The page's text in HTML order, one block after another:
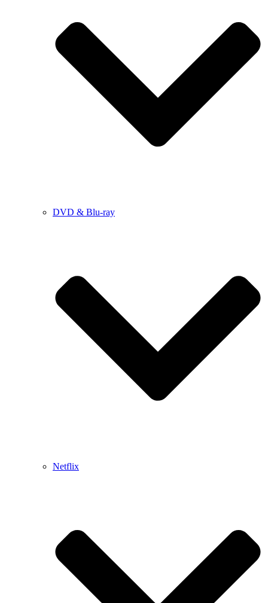
DVD & Blu-ray
Netflix